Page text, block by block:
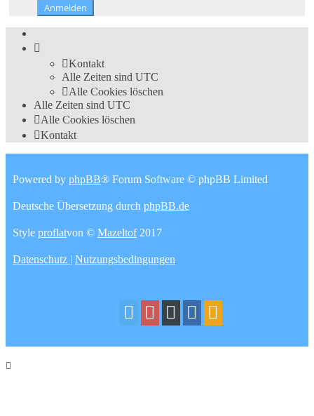
Kontakt
Alle Zeiten sind UTC
Alle Cookies löschen
Alle Zeiten sind UTC
Alle Cookies löschen
Kontakt
Powered by phpBB® Forum Software © phpBB Limited
Deutsche Übersetzung durch phpBB.de
Style proflatvon © Mazeltof2017
Datenschutz | Nutzungsbedingungen